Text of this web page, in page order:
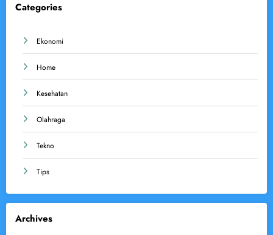
Categories
Ekonomi
Home
Kesehatan
Olahraga
Tekno
Tips
Archives